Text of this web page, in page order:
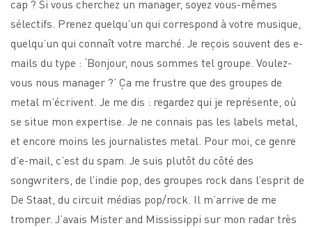
cap ? Si vous cherchez un manager, soyez vous-mêmes
sélectifs. Prenez quelqu’un qui correspond à votre musique,
quelqu’un qui connaît votre marché. Je reçois souvent des e-
mails du type : ‘Bonjour, nous sommes tel groupe. Voulez-
vous nous manager ?’ Ça me frustre que des groupes de
metal m’écrivent. Je me dis : regardez qui je représente, où
se situe mon expertise. Je ne connais pas les labels metal,
et encore moins les journalistes metal. Pour moi, ce genre
d’e-mail, c’est du spam. Je suis plutôt du côté des
songwriters, de l’indie pop, des groupes rock dans l’esprit de
De Staat, du circuit médias pop/rock. Il m’arrive de me
tromper. J’avais Mister and Mississippi sur mon radar très